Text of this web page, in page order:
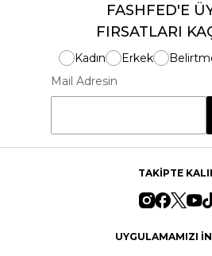
FASHFED'E
FIRSATLARI
Kadın Erkek
Mail Adresin
TAKİPTE
UYGULAMAMIZI